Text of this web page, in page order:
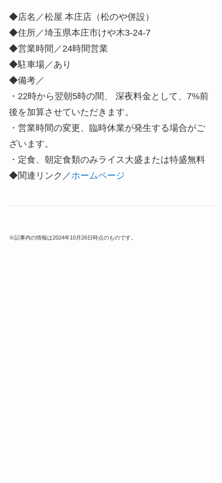
◆店名／松屋 本庄店（松のや併設）
◆住所／埼玉県本庄市けや木3-24-7
◆営業時間／24時間営業
◆駐車場／あり
◆備考／
・22時から翌朝5時の間、 深夜料金として、7%前
後を加算させていただきます。
・営業時間の変更、臨時休業が発生する場合がご
ざいます。
・定食、朝定食類のみライス大盛または特盛無料
◆関連リンク／ホームページ
※記事内の情報は2024年10月26日時点のものです。